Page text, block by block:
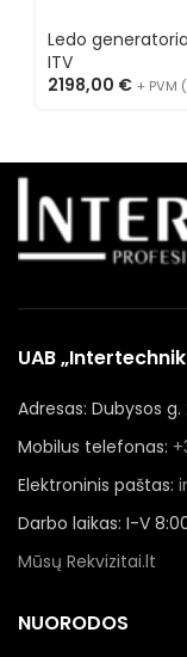
NG100
Ledo
ITV
2198,00 € + PVM
UAB
Adresas: Dubysos g.
Mobilus telefonas:
Elektroninis paštas:
Darbo laikas: I-V
Mūsų Rekvizitai.lt
NUORODOS